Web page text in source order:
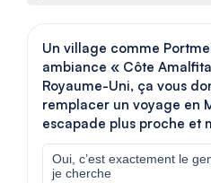
Un village comme
ambiance « Côte
Royaume-Uni, ça vous
remplacer un voyage en
escapade plus proche et
Oui, c’est exactement le
je cherche